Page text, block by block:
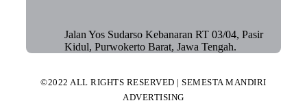
Jalan Yos Sudarso Kebanaran RT 03/04, Pasir
Kidul, Purwokerto Barat, Jawa Tengah.
©2022 ALL RIGHTS RESERVED | SEMESTA MANDIRI
ADVERTISING